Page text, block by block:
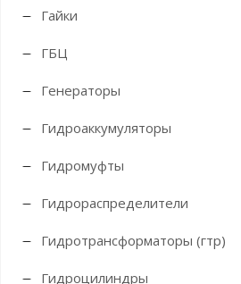
Гайки
ГБЦ
Генераторы
Гидроаккумуляторы
Гидромуфты
Гидрораспределители
Гидротрансформаторы (гтр)
Гидроцилиндры